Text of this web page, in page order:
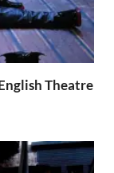
Theatre